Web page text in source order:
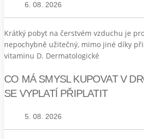
6. 08. 2026
Krátký pobyt na čerstvém vzduchu je
nepochybně užitečný, mimo jiné díky
vitaminu D. Dermatologické
CO MÁ SMYSL KUPOVAT V
SE VYPLATÍ PŘIPLATIT
5. 08. 2026